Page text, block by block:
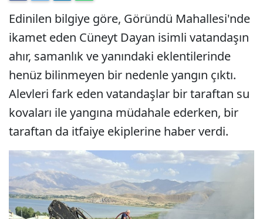
Edinilen bilgiye göre, Göründü Mahallesi'nde
ikamet eden Cüneyt Dayan isimli vatandaşın
ahır, samanlık ve yanındaki eklentilerinde
henüz bilinmeyen bir nedenle yangın çıktı.
Alevleri fark eden vatandaşlar bir taraftan su
kovaları ile yangına müdahale ederken, bir
taraftan da itfaiye ekiplerine haber verdi.